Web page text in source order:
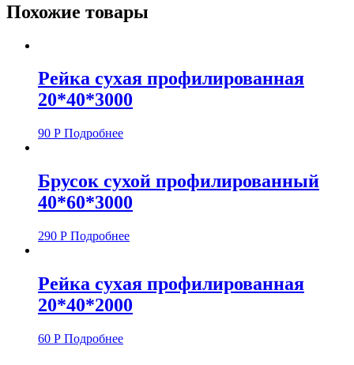
Похожие товары
Рейка сухая профилированная
20*40*3000
90 Р Подробнее
Брусок сухой профилированный
40*60*3000
290 Р Подробнее
Рейка сухая профилированная
20*40*2000
60 Р Подробнее